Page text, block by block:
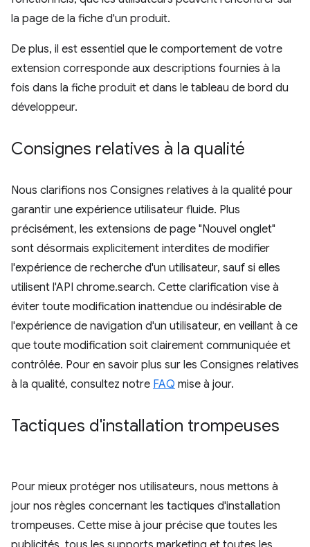
la page de la fiche d'un produit.
De plus, il est essentiel que le comportement de votre
extension corresponde aux descriptions fournies à la
fois dans la fiche produit et dans le tableau de bord du
développeur.
Consignes relatives à la qualité
Nous clarifions nos Consignes relatives à la qualité pour
garantir une expérience utilisateur fluide. Plus
précisément, les extensions de page "Nouvel onglet"
sont désormais explicitement interdites de modifier
l'expérience de recherche d'un utilisateur, sauf si elles
utilisent l'API chrome.search. Cette clarification vise à
éviter toute modification inattendue ou indésirable de
l'expérience de navigation d'un utilisateur, en veillant à ce
que toute modification soit clairement communiquée et
contrôlée. Pour en savoir plus sur les Consignes relatives
à la qualité, consultez notre FAQ mise à jour.
Tactiques d'installation trompeuses
Pour mieux protéger nos utilisateurs, nous mettons à
jour nos règles concernant les tactiques d'installation
trompeuses. Cette mise à jour précise que toutes les